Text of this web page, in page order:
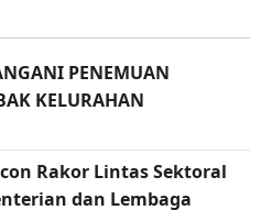
PENEMUAN
KELURAHAN
Rakor Lintas Sektoral
dan Lembaga